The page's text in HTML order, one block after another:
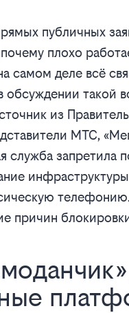
публичных
плохо
самом деле всё
обсуждении такой
из
МТС,
служба запретила
причин